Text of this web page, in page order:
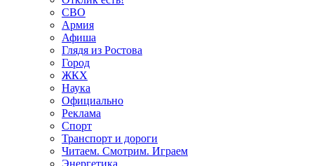
СВО
Армия
Афиша
Глядя из Ростова
Город
ЖКХ
Наука
Официально
Реклама
Спорт
Транспорт и дороги
Читаем. Смотрим. Играем
Энергетика